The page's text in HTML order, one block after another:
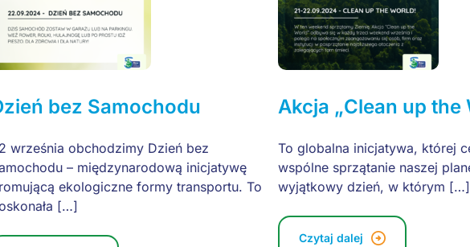
bez Samochodu
września obchodzimy Dzień bez
– międzynarodową inicjatywę
ekologiczne formy transportu. To
[…]
Akcja „Clean up the
To globalna inicjatywa, której
wspólne sprzątanie naszej
wyjątkowy dzień, w którym […]
Czytaj dalej